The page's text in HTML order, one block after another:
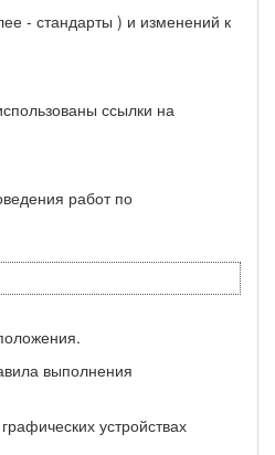
- стандарты ) и изменений к
ссылки на
работ по
выполнения
устройствах